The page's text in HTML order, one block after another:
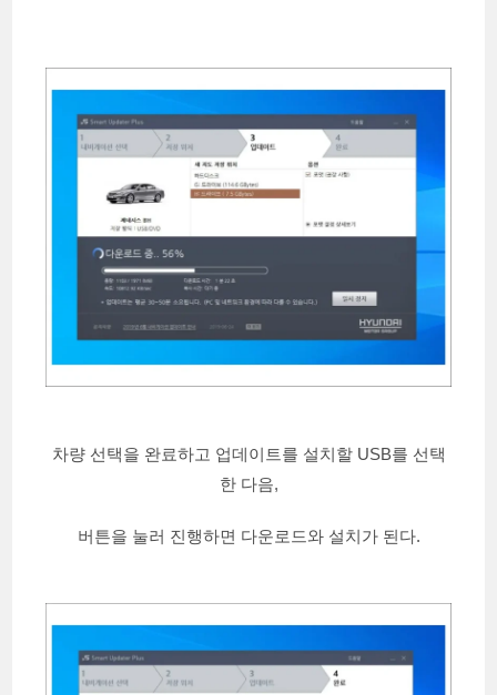
차량 선택을 완료하고 업데이트를 설치할 USB를 선택
한 다음,
버튼을 눌러 진행하면 다운로드와 설치가 된다.